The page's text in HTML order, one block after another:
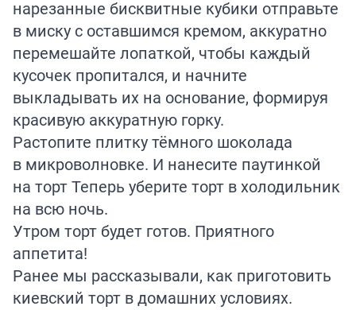
нарезанные бисквитные кубики отправьте
в миску с оставшимся кремом, аккуратно
перемешайте лопаткой, чтобы каждый
кусочек пропитался, и начните
выкладывать их на основание, формируя
красивую аккуратную горку.
Растопите плитку тёмного шоколада
в микроволновке. И нанесите паутинкой
на торт Теперь уберите торт в холодильник
на всю ночь.
Утром торт будет готов. Приятного
аппетита!
Ранее мы рассказывали, как приготовить
киевский торт в домашних условиях.